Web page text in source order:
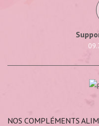
NOS COMPLÉMENTS